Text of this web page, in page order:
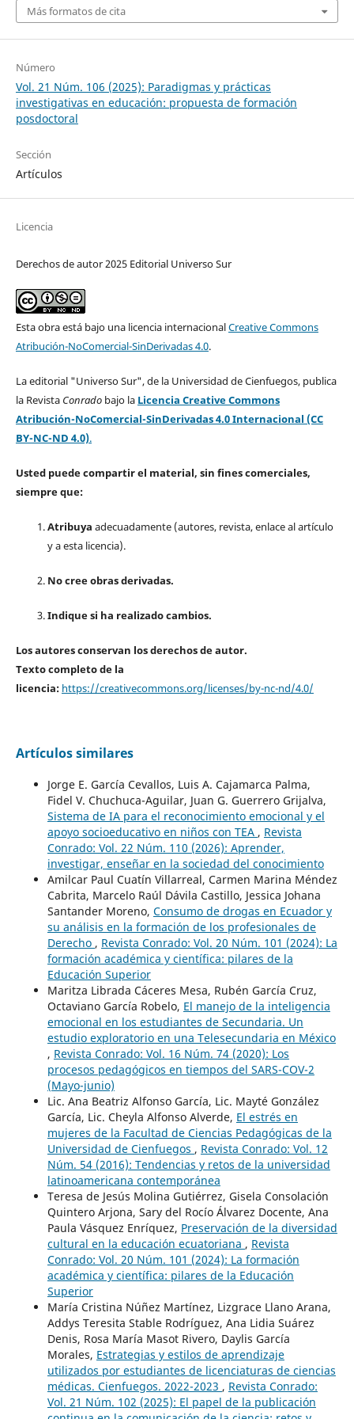
Más formatos de cita
Número
Vol. 21 Núm. 106 (2025): Paradigmas y prácticas
investigativas en educación: propuesta de formación
posdoctoral
Sección
Artículos
Licencia
Derechos de autor 2025 Editorial Universo Sur
Esta obra está bajo una licencia internacionalCreative Commons
Atribución-NoComercial-SinDerivadas 4.0.
La editorial "Universo Sur", de la Universidad de Cienfuegos, publica
la Revista Conradobajo la Licencia Creative Commons
Atribución-NoComercial-SinDerivadas 4.0 Internacional (CC
BY-NC-ND 4.0).
Usted puede compartir el material, sin fines comerciales,
siempre que:
Atribuya adecuadamente (autores, revista, enlace al artículo
y a esta licencia).
No cree obras derivadas.
Indique si ha realizado cambios.
Los autores conservan los derechos de autor.
Texto completo de la
licencia: https://creativecommons.org/licenses/by-nc-nd/4.0/
Artículos similares
Jorge E. García Cevallos, Luis A. Cajamarca Palma,
Fidel V. Chuchuca-Aguilar, Juan G. Guerrero Grijalva,
Sistema de IA para el reconocimiento emocional y el
apoyo socioeducativo en niños con TEA , Revista
Conrado: Vol. 22 Núm. 110 (2026): Aprender,
investigar, enseñar en la sociedad del conocimiento
Amilcar Paul Cuatín Villarreal, Carmen Marina Méndez
Cabrita, Marcelo Raúl Dávila Castillo, Jessica Johana
Santander Moreno, Consumo de drogas en Ecuador y
su análisis en la formación de los profesionales de
Derecho , Revista Conrado: Vol. 20 Núm. 101 (2024): La
formación académica y científica: pilares de la
Educación Superior
Maritza Librada Cáceres Mesa, Rubén García Cruz,
Octaviano García Robelo, El manejo de la inteligencia
emocional en los estudiantes de Secundaria. Un
estudio exploratorio en una Telesecundaria en México
, Revista Conrado: Vol. 16 Núm. 74 (2020): Los
procesos pedagógicos en tiempos del SARS-COV-2
(Mayo-junio)
Lic. Ana Beatriz Alfonso García, Lic. Mayté González
García, Lic. Cheyla Alfonso Alverde, El estrés en
mujeres de la Facultad de Ciencias Pedagógicas de la
Universidad de Cienfuegos , Revista Conrado: Vol. 12
Núm. 54 (2016): Tendencias y retos de la universidad
latinoamericana contemporánea
Teresa de Jesús Molina Gutiérrez, Gisela Consolación
Quintero Arjona, Sary del Rocío Álvarez Docente, Ana
Paula Vásquez Enríquez, Preservación de la diversidad
cultural en la educación ecuatoriana , Revista
Conrado: Vol. 20 Núm. 101 (2024): La formación
académica y científica: pilares de la Educación
Superior
María Cristina Núñez Martínez, Lizgrace Llano Arana,
Addys Teresita Stable Rodríguez, Ana Lidia Suárez
Denis, Rosa María Masot Rivero, Daylis García
Morales, Estrategias y estilos de aprendizaje
utilizados por estudiantes de licenciaturas de ciencias
médicas. Cienfuegos. 2022-2023 , Revista Conrado:
Vol. 21 Núm. 102 (2025): El papel de la publicación